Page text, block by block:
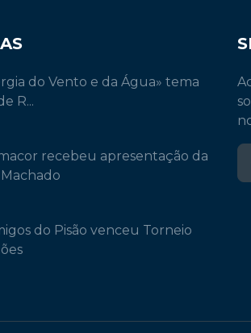
do Vento e da Água» tema
R...
recebeu apresentação da
do Pisão venceu Torneio